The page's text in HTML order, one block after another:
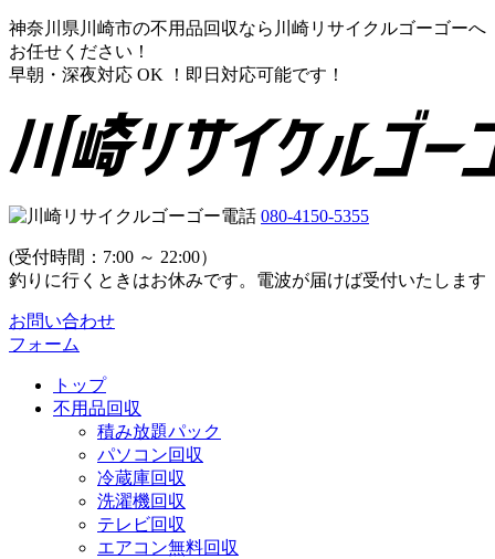
神奈川県川崎市の不用品回収なら川崎リサイクルゴーゴーへ
お任せください！
早朝・深夜対応 OK ！即日対応可能です！
080-4150-5355
(受付時間：7:00 ～ 22:00）
釣りに行くときはお休みです。電波が届けば受付いたします
お問い合わせ
フォーム
トップ
不用品回収
積み放題パック
パソコン回収
冷蔵庫回収
洗濯機回収
テレビ回収
エアコン無料回収